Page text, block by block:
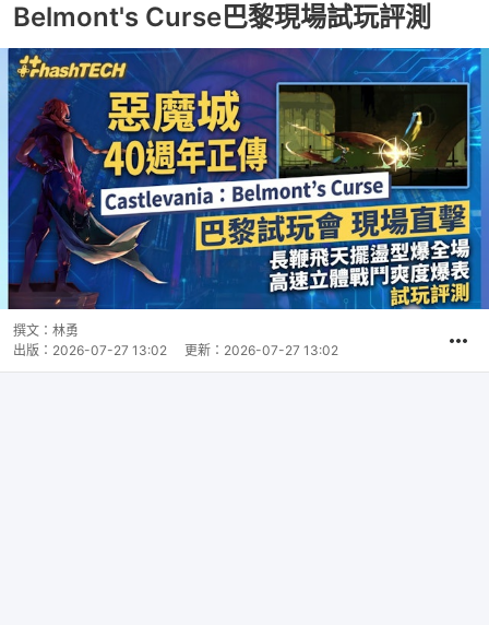
Belmont's Curse巴黎現場試玩評測
撰文： 林勇
出版： 2026-07-27 13:02 更新： 2026-07-27 13:02